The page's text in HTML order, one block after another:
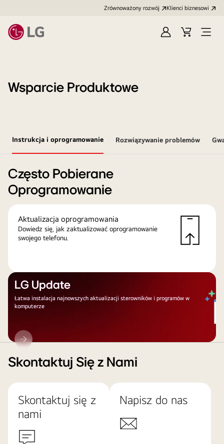
Zrównoważony rozwój Klienci biznesowi
ZalogujKoszyk
Wsparcie Produktowe
Instrukcja i oprogramowanie Rozwiązywanie problemów
Często Pobierane
Oprogramowanie
Aktualizacja oprogramowania
Dowiedz się, jak zaktualizować oprogramowanie
swojego telefonu.
LG Update
Łatwa instalacja najnowszych aktualizacji sterowników i programów w
komputerze
LG
Update
Skontaktuj Się z Nami
Skontaktuj się z
nami
Napisz do nas